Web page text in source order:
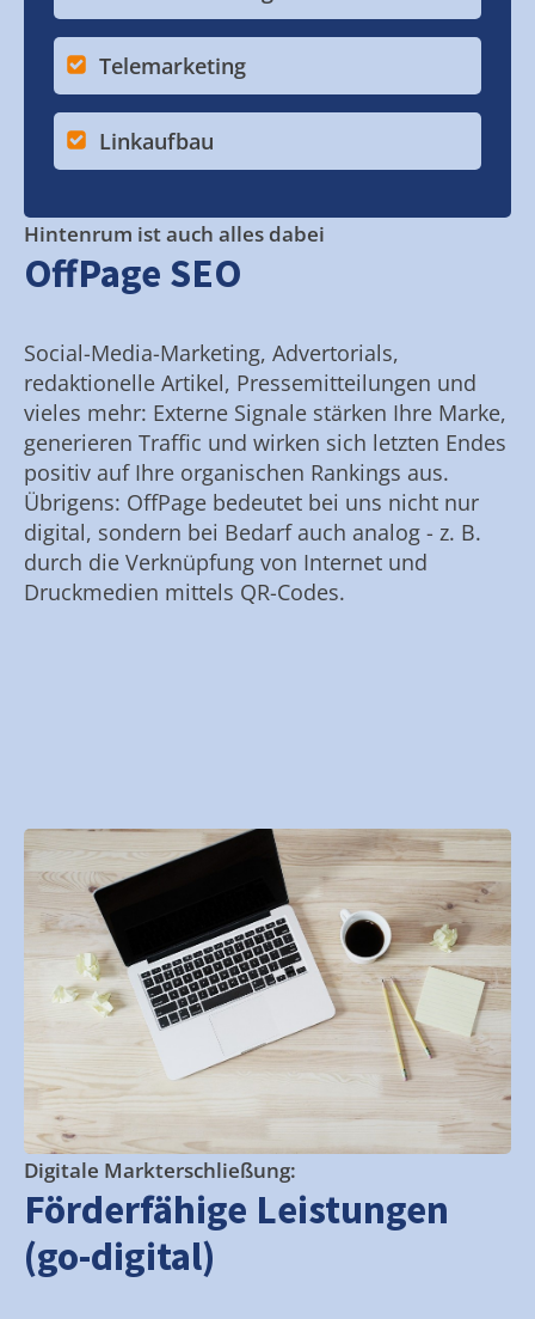
Telemarketing
Linkaufbau
Hintenrum ist auch alles dabei
OffPage SEO
Social-Media-Marketing, Advertorials,
redaktionelle Artikel, Pressemitteilungen und
vieles mehr: Externe Signale stärken Ihre Marke,
generieren Traffic und wirken sich letzten Endes
positiv auf Ihre organischen Rankings aus.
Übrigens: OffPage bedeutet bei uns nicht nur
digital, sondern bei Bedarf auch analog - z. B.
durch die Verknüpfung von Internet und
Druckmedien mittels QR-Codes.
Digitale Markterschließung:
Förderfähige Leistungen
(go-digital)